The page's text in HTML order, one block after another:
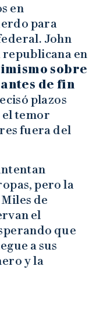
en
para
John
en
sobre
de fin
plazos
temor
fuera del
pero la
de
el
que
a sus
y la